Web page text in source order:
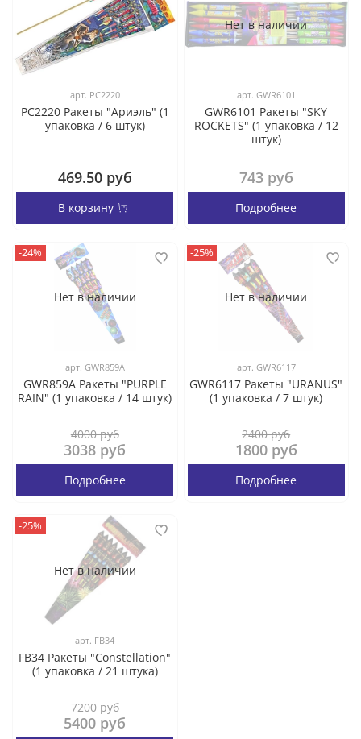
арт. РС2220
РС2220 Ракеты "Ариэль" (1
упаковка / 6 штук)
469.50 руб
В корзину
Нет в наличии
арт. GWR6101
GWR6101 Ракеты "SKY
ROCKETS" (1 упаковка / 12
штук)
743 руб
Подробнее
Нет в наличии
-24%
арт. GWR859A
GWR859A Ракеты "PURPLE
RAIN" (1 упаковка / 14 штук)
4000 руб
3038 руб
Подробнее
Нет в наличии
-25%
арт. GWR6117
GWR6117 Ракеты "URANUS"
(1 упаковка / 7 штук)
2400 руб
1800 руб
Подробнее
Нет в наличии
-25%
арт. FB34
FB34 Ракеты "Constellation"
(1 упаковка / 21 штука)
7200 руб
5400 руб